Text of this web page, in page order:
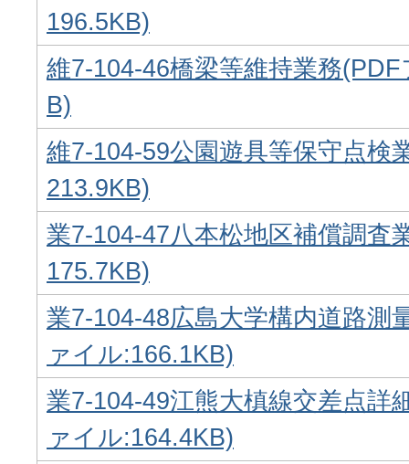
196.5KB)
維7-104-46橋梁等維持業務
B)
維7-104-59公園遊具等保守点検
213.9KB)
業7-104-47八本松地区補償調査
175.7KB)
業7-104-48広島大学構内道路測
ァイル:166.1KB)
業7-104-49江熊大槙線交差点詳
ァイル:164.4KB)